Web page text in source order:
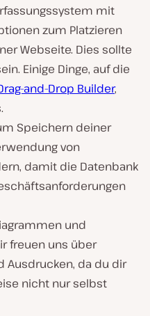
mit
zum Platzieren
Webseite. Dies sollte
Einige Dinge, auf die
and-Drop Builder,
Speichern deiner
von
damit die Datenbank
und
freuen uns über
Ausdrucken, da du dir
nicht nur selbst